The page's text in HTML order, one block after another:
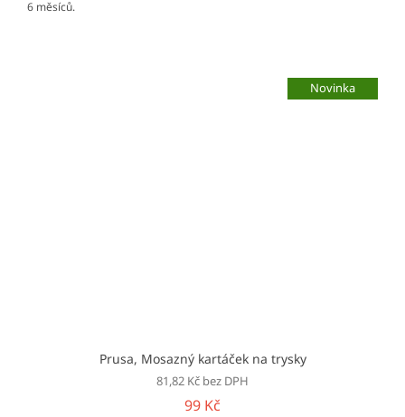
6 měsíců.
Novinka
Prusa, Mosazný kartáček na trysky
81,82 Kč bez DPH
99 Kč